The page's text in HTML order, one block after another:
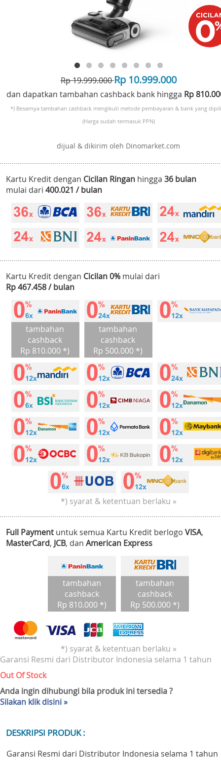
Rp 19.999.000Rp 10.999.000
dan dapatkan tambahan cashback bank hingga Rp
*) Besarnya tambahan cashback mengikuti metode pembayaran & bank yang
(Harga sudah termasuk PPN)
dijual & dikirim oleh Dinomarket.com
Kartu Kredit dengan Cicilan Ringan hingga 36 bulan
mulai dari 400.021 / bulan
Kartu Kredit dengan Cicilan 0% mulai dari
Rp 467.458 / bulan
tambahan
cashback
Rp 810.000 *)
tambahan
cashback
Rp 500.000 *)
*) syarat & ketentuan berlaku »
Full Payment untuk semua Kartu Kredit berlogo VISA,
MasterCard, JCB, dan American Express
tambahan
cashback
Rp 810.000 *)
tambahan
cashback
Rp 500.000 *)
*) syarat & ketentuan berlaku »
Garansi Resmi dari Distributor Indonesia selama 1 tahun
Out Of Stock
Anda ingin dihubungi bila produk ini tersedia ?
Silakan klik disini »
DESKRIPSI PRODUK :
Garansi Resmi dari Distributor Indonesia selama 1 tahun